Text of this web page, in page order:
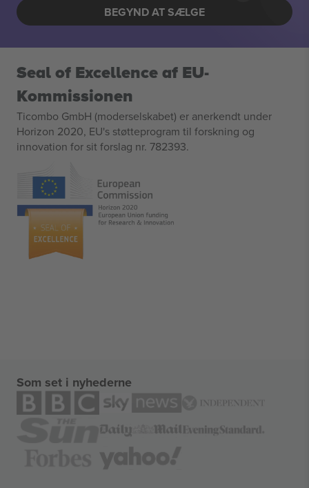
BEGYND AT SÆLGE
Seal of Excellence af EU-
Kommissionen
Ticombo GmbH (moderselskabet) er anerkendt under
Horizon 2020, EU's støtteprogram til forskning og
innovation for sit forslag nr. 782393.
Som set i nyhederne